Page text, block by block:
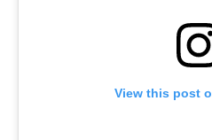
View this post